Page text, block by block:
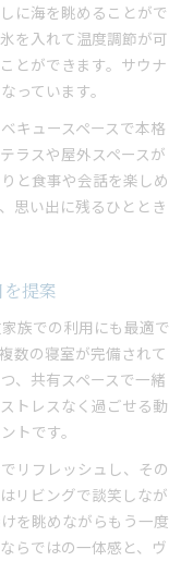
に海を眺めることがで
を入れて温度調節が可
とができます。サウナ
っています。
キュースペースで本格
ラスや屋外スペースが
と食事や会話を楽しめ
思い出に残るひととき
提案
族での利用にも最適で
数の寝室が完備されて
、共有スペースで一緒
トレスなく過ごせる動
トです。
リフレッシュし、その
リビングで談笑しなが
を眺めながらもう一度
らではの一体感と、ヴ